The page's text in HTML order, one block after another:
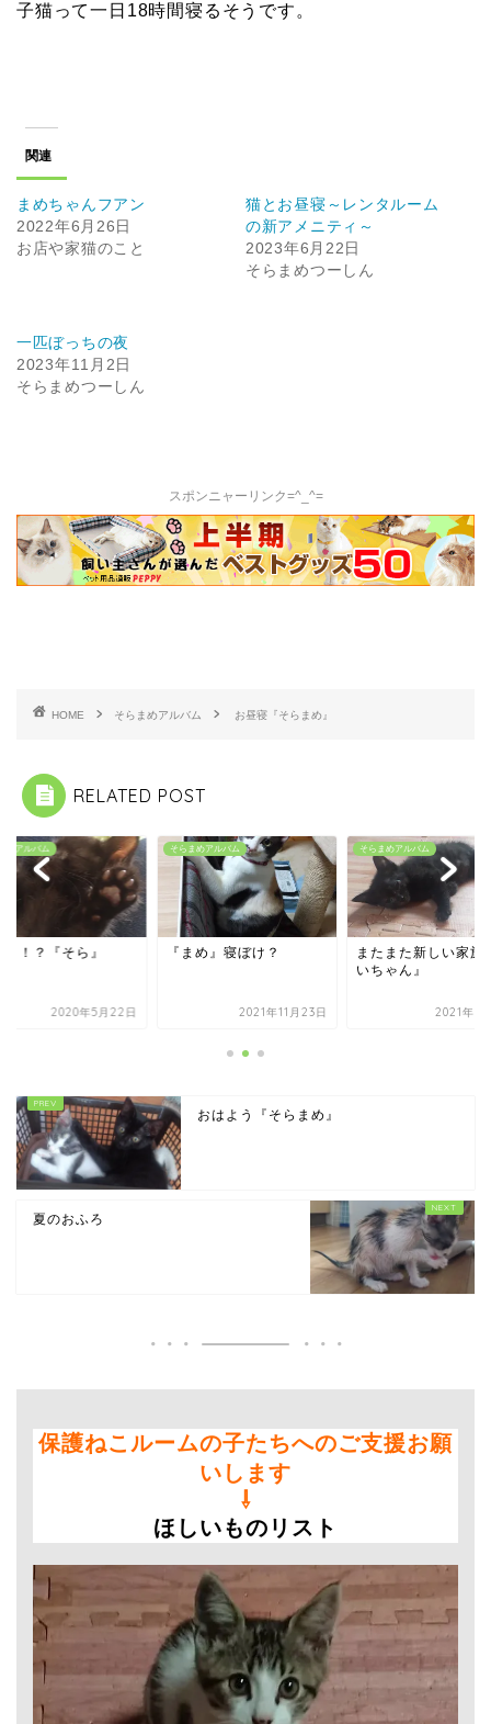
子猫って一日18時間寝るそうです。
関連
まめちゃんフアン
2022年6月26日
お店や家猫のこと
猫とお昼寝～レンタルーム
の新アメニティ～
2023年6月22日
そらまめつーしん
一匹ぼっちの夜
2023年11月2日
そらまめつーしん
スポンニャーリンク=^_^=
HOME そらまめアルバム お昼寝『そらまめ』
RELATED POST
めアルバム
こ！？『そら』
2020年5月22日
そらまめアルバム
『まめ』寝ぼけ？
2021年11月23日
そらまめアルバム
またまた新しい家族
いちゃん』
2021年8
おはよう『そらまめ』
夏のおふろ
保護ねこルームの子たちへのご支援お願
いします
⇩
ほしいものリスト